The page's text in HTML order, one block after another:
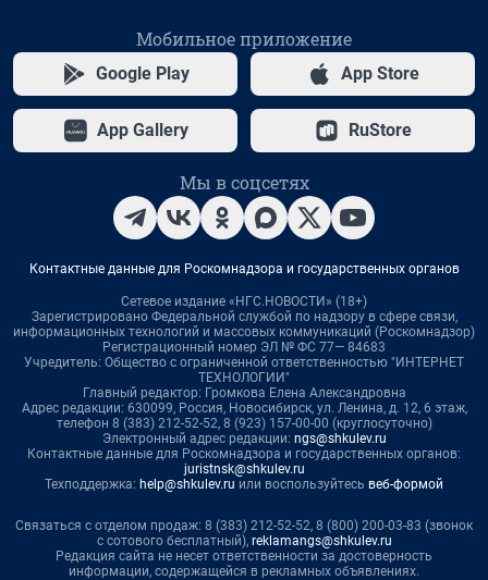
Мобильное приложение
Google Play App Store
App Gallery RuStore
Мы в соцсетях
Контактные данные для Роскомнадзора и государственных органов
Сетевое издание «НГС.НОВОСТИ» (18+)
Зарегистрировано Федеральной службой по надзору в сфере связи,
информационных технологий и массовых коммуникаций (Роскомнадзор)
Регистрационный номер ЭЛ № ФС 77— 84683
Учредитель: Общество с ограниченной ответственностью "ИНТЕРНЕТ
ТЕХНОЛОГИИ"
Главный редактор: Громкова Елена Александровна
Адрес редакции: 630099, Россия, Новосибирск, ул. Ленина, д. 12, 6 этаж,
телефон 8 (383) 212-52-52, 8 (923) 157-00-00 (круглосуточно)
Электронный адрес редакции: ngs@shkulev.ru
Контактные данные для Роскомнадзора и государственных органов:
juristnsk@shkulev.ru
Техподдержка: help@shkulev.ru или воспользуйтесь веб-формой
Связаться с отделом продаж: 8 (383) 212-52-52, 8 (800) 200-03-83 (звонок
с сотового бесплатный), reklamangs@shkulev.ru
Редакция сайта не несет ответственности за достоверность
информации, содержащейся в рекламных объявлениях.